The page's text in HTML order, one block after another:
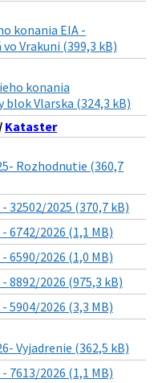
konania EIA -
Vrakuni (399,3 kB)
konania
Vlarska (324,3 kB)
Kataster
Rozhodnutie (360,7
32502/2025 (370,7 kB)
6742/2026 (1,1 MB)
6590/2026 (1,0 MB)
8892/2026 (975,3 kB)
5904/2026 (3,3 MB)
Vyjadrenie (362,5 kB)
7613/2026 (1,1 MB)